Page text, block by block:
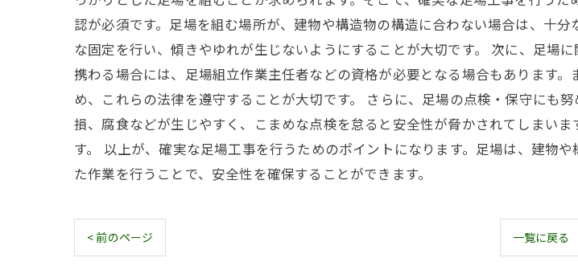
認が必須です。足場を組む場所が、建物や構造物の構造に合わない場合は、十
な固定を行い、傾きやゆれが生じないようにすることが大切です。 次に、足場
携わる場合には、足場組立作業主任者などの資格が必要となる場合もあります
め、これらの法律を遵守することが大切です。 さらに、足場の点検・保守にも
損、腐食などが生じやすく、こまめな点検を怠ると安全性が脅かされてしまい
す。 以上が、確実な足場工事を行うためのポイントになります。足場は、建物
た作業を行うことで、安全性を確保することができます。
< 前のページ 一覧に戻る